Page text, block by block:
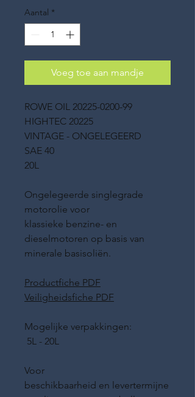
Aantal *
Voeg toe aan mandje
ROWE OIL 20225-0200-99
HIGHTEC 20225
VINTAGE - ONGELEGEERD
SAE 40
20L
Ongelegeerde singlegrade
motorolie voor
klassieke benzine- en
dieselmotoren op basis van
minerale basisoliën.
Productfiche PDF
Veiligheidsfiche PDF
Mogelijke verpakkingen:
5L - 20L
Voor
beschikbaarheid en levertermijne